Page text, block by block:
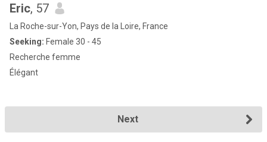
Eric, 57
La Roche-sur-Yon, Pays de la Loire, France
Seeking: Female 30 - 45
Recherche femme
Élégant
Next